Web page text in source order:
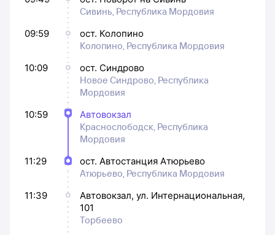
Сивинь, Республика Мордовия
09:59
ост. Колопино
Колопино, Республика Мордовия
10:09
ост. Синдрово
Новое Синдрово, Республика
Мордовия
10:59
Автовокзал
Краснослободск, Республика
Мордовия
11:29
ост. Автостанция Атюрьево
Атюрьево, Республика Мордовия
11:39
Автовокзал, ул. Интернациональная,
101
Торбеево